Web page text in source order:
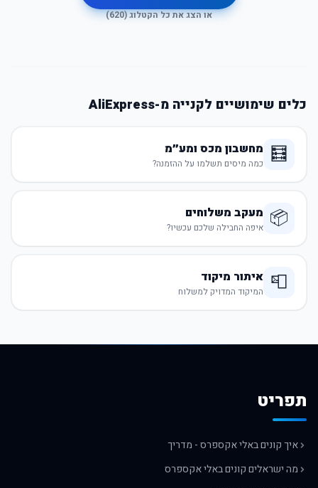
או הצג את כל הקטלוג (620
)
כלים שימושיים לקנייה מ-AliExpress
🧮 מחשבון מכס ומע״מ
כמה מיסים תשלמו על ההזמנה?
📦 מעקב משלוחים
איפה החבילה שלכם עכשיו?
📮 איתור מיקוד
המיקוד המדויק למשלוח
תפריט
איך קונים באלי אקספרס - מדריך
מה ישראלים קונים באלי אקספרס